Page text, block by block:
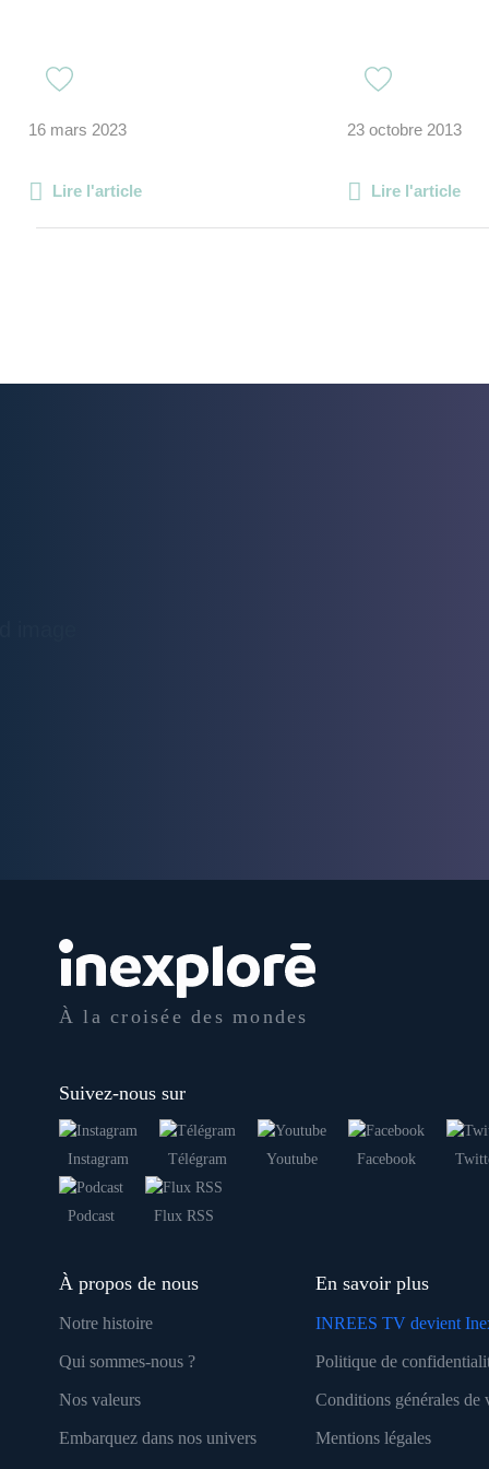
16 mars 2023
Lire l'article
23 octobre 2013
Lire l'article
À la croisée des mondes
Suivez-nous sur
Instagram Télégram Youtube Facebook
Podcast Flux RSS
À propos de nous
Notre histoire
Qui sommes-nous ?
Nos valeurs
Embarquez dans nos univers
En savoir plus
INREES TV devient
Politique de
Conditions générales de
Mentions légales